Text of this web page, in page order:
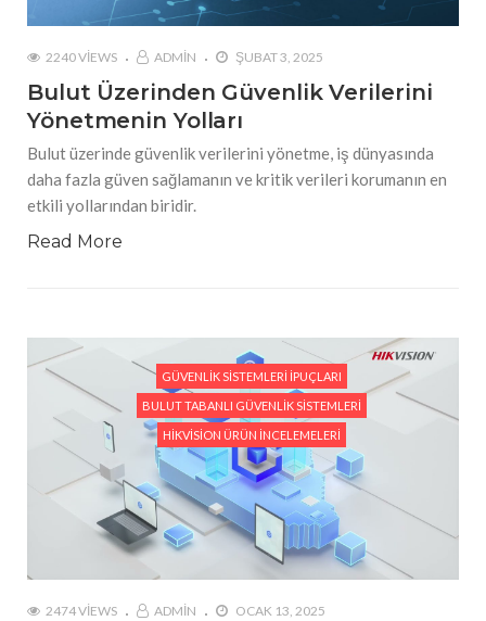
2240 VIEWS ADMIN ŞUBAT 3, 2025
Bulut Üzerinden Güvenlik Verilerini
Yönetmenin Yolları
Bulut üzerinde güvenlik verilerini yönetme, iş dünyasında
daha fazla güven sağlamanın ve kritik verileri korumanın en
etkili yollarından biridir.
Read More
GÜVENLIK SISTEMLERI İPUÇLARI
BULUT TABANLI GÜVENLIK SISTEMLERI
HIKVISION ÜRÜN İNCELEMELERI
2474 VIEWS ADMIN OCAK 13, 2025